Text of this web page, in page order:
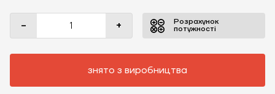
- +
Розрахунок
потужності
знято з виробництва